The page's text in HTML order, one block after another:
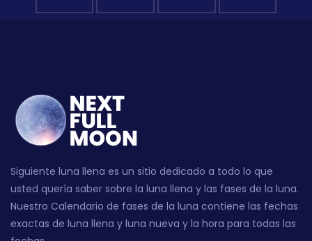
Siguiente luna llena es un sitio dedicado a todo lo que
usted quería saber sobre la luna llena y las fases de la luna.
Nuestro Calendario de fases de la luna contiene las fechas
exactas de luna llena y luna nueva y la hora para todas las